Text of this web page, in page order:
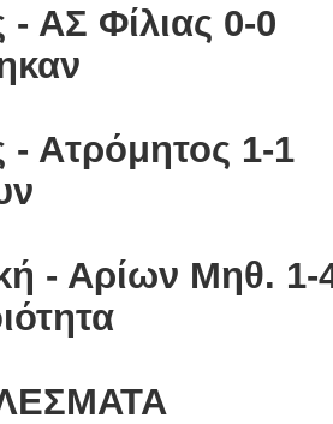
ΑΣ Φίλιας 0-0
- Ατρόμητος 1-1
- Αρίων Μηθ. 1-